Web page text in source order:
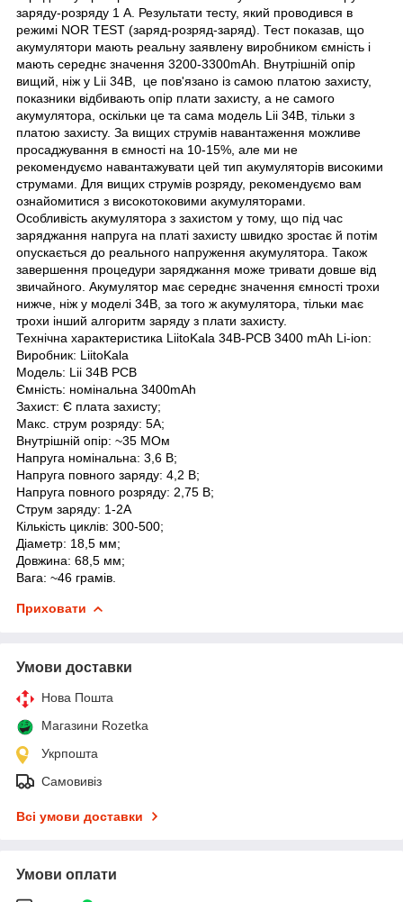
заряду-розряду 1 А. Результати тесту, який проводився в
режимі NOR TEST (заряд-розряд-заряд). Тест показав, що
акумулятори мають реальну заявлену виробником ємність і
мають середнє значення 3200-3300mAh. Внутрішній опір
вищий, ніж у Lii 34B, це пов'язано із самою платою захисту,
показники відбивають опір плати захисту, а не самого
акумулятора, оскільки це та сама модель Lii 34B, тільки з
платою захисту. За вищих струмів навантаження можливе
просаджування в ємності на 10-15%, але ми не
рекомендуємо навантажувати цей тип акумуляторів високими
струмами. Для вищих струмів розряду, рекомендуємо вам
ознайомитися з високотоковими акумуляторами.
Особливість акумулятора з захистом у тому, що під час
заряджання напруга на платі захисту швидко зростає й потім
опускається до реального напруження акумулятора. Також
завершення процедури заряджання може тривати довше від
звичайного. Акумулятор має середнє значення ємності трохи
нижче, ніж у моделі 34B, за того ж акумулятора, тільки має
трохи інший алгоритм заряду з плати захисту.
Технічна характеристика LiitoKala 34B-PCB 3400 mAh Li-ion:
Виробник: LiitoKala
Модель: Lii 34B PCB
Ємність: номінальна 3400mAh
Захист: Є плата захисту;
Макс. струм розряду: 5A;
Внутрішній опір: ~35 МОм
Напруга номінальна: 3,6 В;
Напруга повного заряду: 4,2 В;
Напруга повного розряду: 2,75 В;
Струм заряду: 1-2А
Кількість циклів: 300-500;
Діаметр: 18,5 мм;
Довжина: 68,5 мм;
Вага: ~46 грамів.
Приховати
Умови доставки
Нова Пошта
Магазини Rozetka
Укрпошта
Самовивіз
Всі умови доставки
Умови оплати